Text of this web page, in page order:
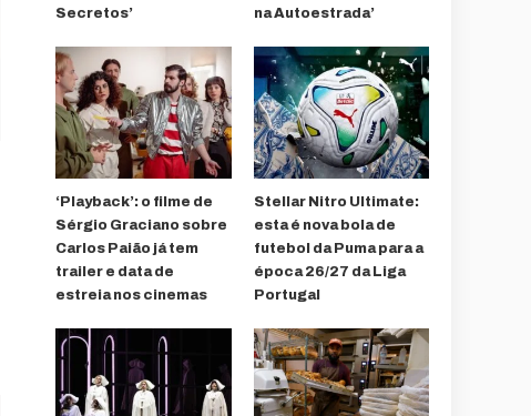
Secretos’
na Autoestrada’
‘Playback’: o filme de
Sérgio Graciano sobre
Carlos Paião já tem
trailer e data de
estreia nos cinemas
Stellar Nitro Ultimate:
esta é nova bola de
futebol da Puma para a
época 26/27 da Liga
Portugal